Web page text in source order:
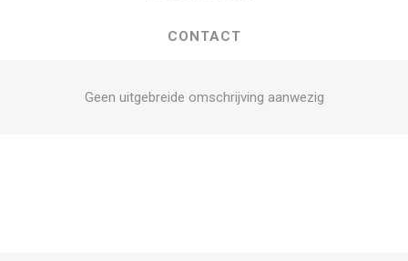
CONTACT
Geen uitgebreide omschrijving aanwezig